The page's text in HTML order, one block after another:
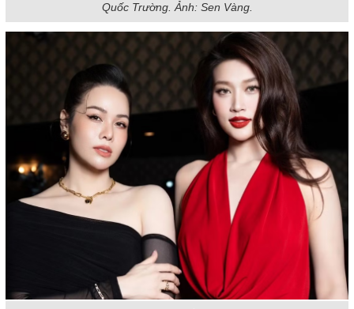
Quốc Trường. Ảnh: Sen Vàng.